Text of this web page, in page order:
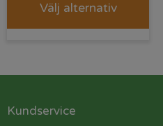
Välj alternativ
Kundservice